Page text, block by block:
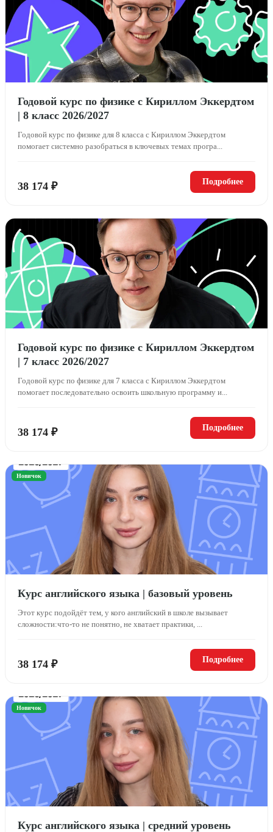
Годовой курс по физике с Кириллом Эккердтом
| 8 класс 2026/2027
Годовой курс по физике для 8 класса с Кириллом Эккердтом
помогает системно разобраться в ключевых темах програ...
38 174 ₽ Подробнее
Годовой курс по физике с Кириллом Эккердтом
| 7 класс 2026/2027
Годовой курс по физике для 7 класса с Кириллом Эккердтом
помогает последовательно освоить школьную программу и...
38 174 ₽ Подробнее
Новичок
Курс английского языка | базовый уровень
Этот курс подойдёт тем, у кого английский в школе вызывает
сложности:что-то не понятно, не хватает практики, ...
38 174 ₽ Подробнее
Новичок
Курс английского языка | средний уровень